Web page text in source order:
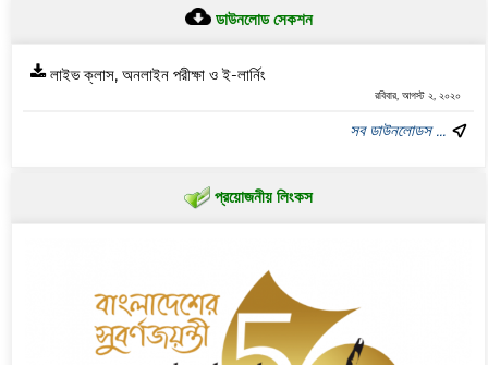
ডাউনলোড সেকশন
লাইভ ক্লাস, অনলাইন পরীক্ষা ও ই-লার্নিং
রবিবার, আগস্ট ২, ২০২০
সব ডাউনলোডস ...
প্রয়োজনীয় লিংকস